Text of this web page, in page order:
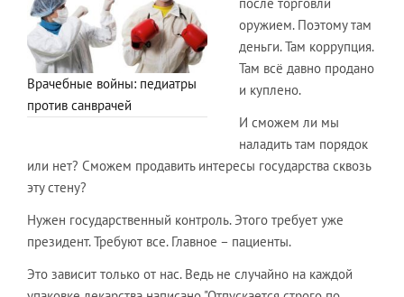
Врачебные войны: педиатры
против санврачей
оружием. Поэтому там
деньги. Там коррупция.
Там всё давно продано
и куплено.
И сможем ли мы
наладить там порядок
или нет? Сможем продавить интересы государства сквозь
эту стену?
Нужен государственный контроль. Этого требует уже
президент. Требуют все. Главное – пациенты.
Это зависит только от нас. Ведь не случайно на каждой